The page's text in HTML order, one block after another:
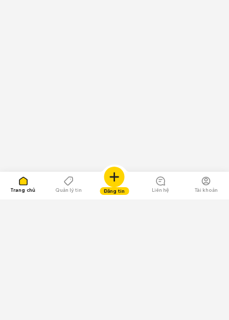
Trang chủ Quản lý tin Đăng tin Liên hệ Tài khoản